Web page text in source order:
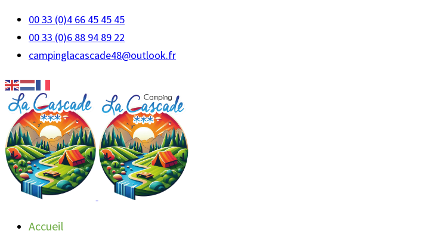
00 33 (0)4 66 45 45 45
00 33 (0)6 88 94 89 22
campinglacascade48@outlook.fr
Accueil